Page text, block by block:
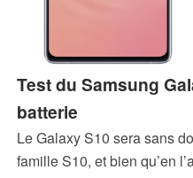
Test du Samsung
batterie
Le Galaxy S10 sera sans
famille S10, et bien qu’en